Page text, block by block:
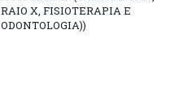
RAIO X, FISIOTERAPIA E
ODONTOLOGIA))